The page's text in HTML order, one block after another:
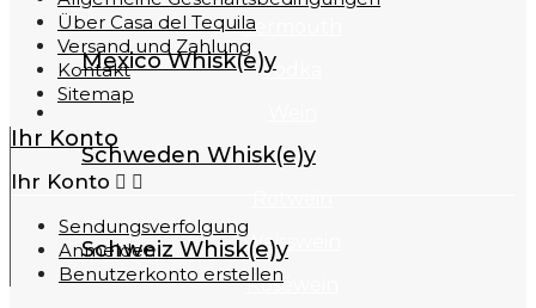
Vermouth
Vodka
Wein
Weisswein
Roséwein
Mexico Whisk(e)y
Schweden Whisk(e)y
Schweiz Whisk(e)y
Über Casa del Tequila
Versand und Zahlung
Kontakt
Sitemap
Ihr Konto
Ihr Konto  
Sendungsverfolgung
Anmelden
Benutzerkonto erstellen